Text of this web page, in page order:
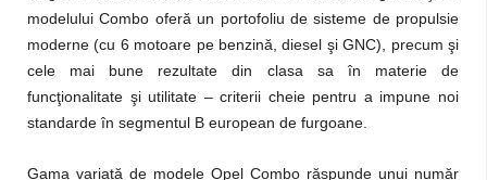
modelului Combo oferă un portofoliu de sisteme de propulsie
moderne (cu 6 motoare pe benzină, diesel şi GNC), precum şi
cele mai bune rezultate din clasa sa în materie de
funcţionalitate şi utilitate – criterii cheie pentru a impune noi
standarde în segmentul B european de furgoane.
Gama variată de modele Opel Combo răspunde unui număr